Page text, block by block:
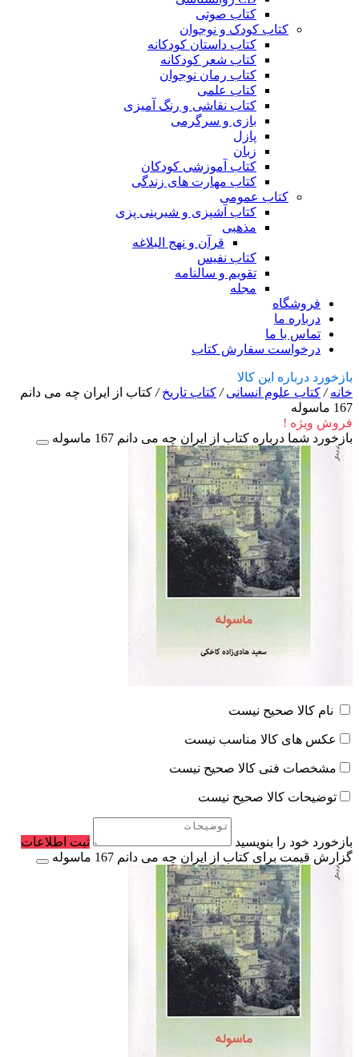
کتاب صوتی
کتاب کودک و نوجوان
کتاب داستان کودکانه
کتاب شعر کودکانه
کتاب رمان نوجوان
کتاب علمی
کتاب نقاشی و رنگ آمیزی
بازی و سرگرمی
پازل
زبان
کتاب آموزشی کودکان
کتاب مهارت های زندگی
کتاب عمومی
کتاب آشپزی و شیرینی پزی
مذهبی
قرآن و نهج البلاغه
کتاب نفیس
تقویم و سالنامه
مجله
فروشگاه
درباره ما
تماس با ما
درخواست سفارش کتاب
بازخورد درباره این کالا
خانه/ کتاب علوم انسانی/ کتاب تاریخ/ کتاب از ایران چه می دانم
167 ماسوله
فروش ویژه !
بازخورد شما درباره کتاب از ایران چه می دانم 167 ماسوله
نام کالا صحیح نیست
عکس های کالا مناسب نیست
مشخصات فنی کالا صحیح نیست
توضیحات کالا صحیح نیست
بازخورد خود را بنویسید
ثبت اطلاعات
گزارش قیمت برای کتاب از ایران چه می دانم 167 ماسوله